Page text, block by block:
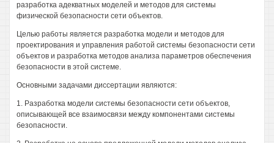
разработка адекватных моделей и методов для системы
физической безопасности сети объектов.
Целью работы является разработка модели и методов для
проектирования и управления работой системы безопасности сети
объектов и разработка методов анализа параметров обеспечения
безопасности в этой системе.
Основными задачами диссертации являются:
1. Разработка модели системы безопасности сети объектов,
описывающей все взаимосвязи между компонентами системы
безопасности.